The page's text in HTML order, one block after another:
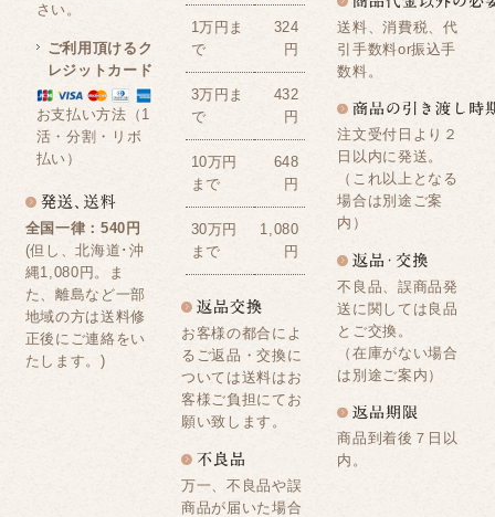
さい。
ご利用頂けるク
レジットカード
お支払い方法（1
活・分割・リボ
払い）
全国一律：540円
(但し、北海道･沖
縄1,080円。ま
た、離島など一部
地域の方は送料修
正後にご連絡をい
たします。)
1万円ま
で
324
円
3万円ま
で
432
円
10万円
まで
648
円
30万円
まで
1,080
円
お客様の都合によ
るご返品・交換に
ついては送料はお
客様ご負担にてお
願い致します。
万一、不良品や誤
商品が届いた場合
送料、消費税、代
引手数料or振込手
数料。
注文受付日より２
日以内に発送。
（これ以上となる
場合は別途ご案
内）
不良品、誤商品発
送に関しては良品
とご交換。
（在庫がない場合
は別途ご案内）
商品到着後７日以
内。